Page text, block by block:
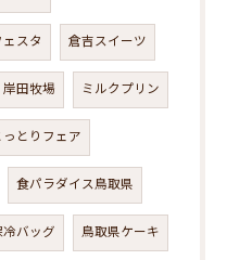
スタ 倉吉スイーツ
岸田牧場 ミルクプリン
とりフェア
食パラダイス鳥取県
バッグ 鳥取県ケーキ